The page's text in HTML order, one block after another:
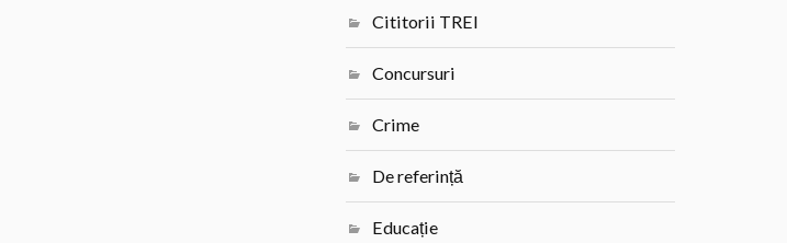
Cititorii TREI
Concursuri
Crime
De referință
Educație